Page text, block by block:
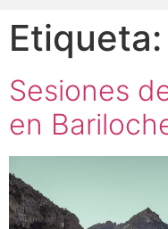
Etiqueta:
Sesiones
en